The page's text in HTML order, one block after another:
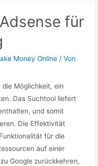
für
Money Online / Von
Möglichkeit, ein
Das Suchtool liefert
und somit
Die Effektivität
für die
auf einer
Google zurückkehren,